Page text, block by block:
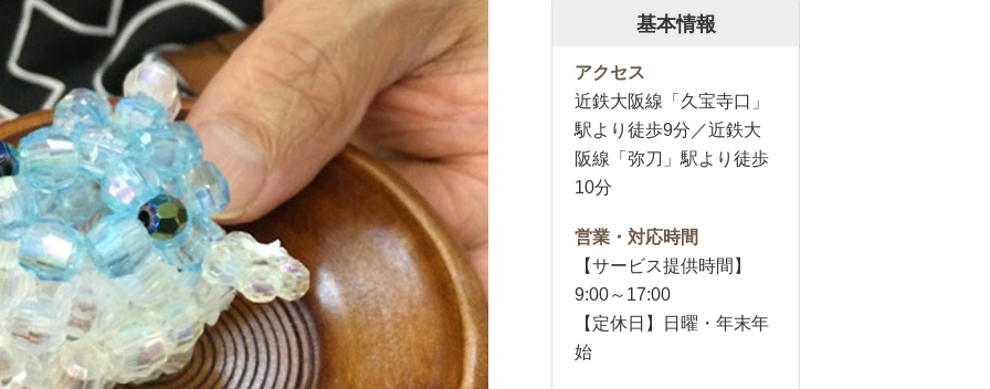
基本情報
アクセス
近鉄大阪線「久宝寺口」
駅より徒歩9分／近鉄大
阪線「弥刀」駅より徒歩
10分
営業・対応時間
【サービス提供時間】
9:00～17:00
【定休日】日曜・年末年
始